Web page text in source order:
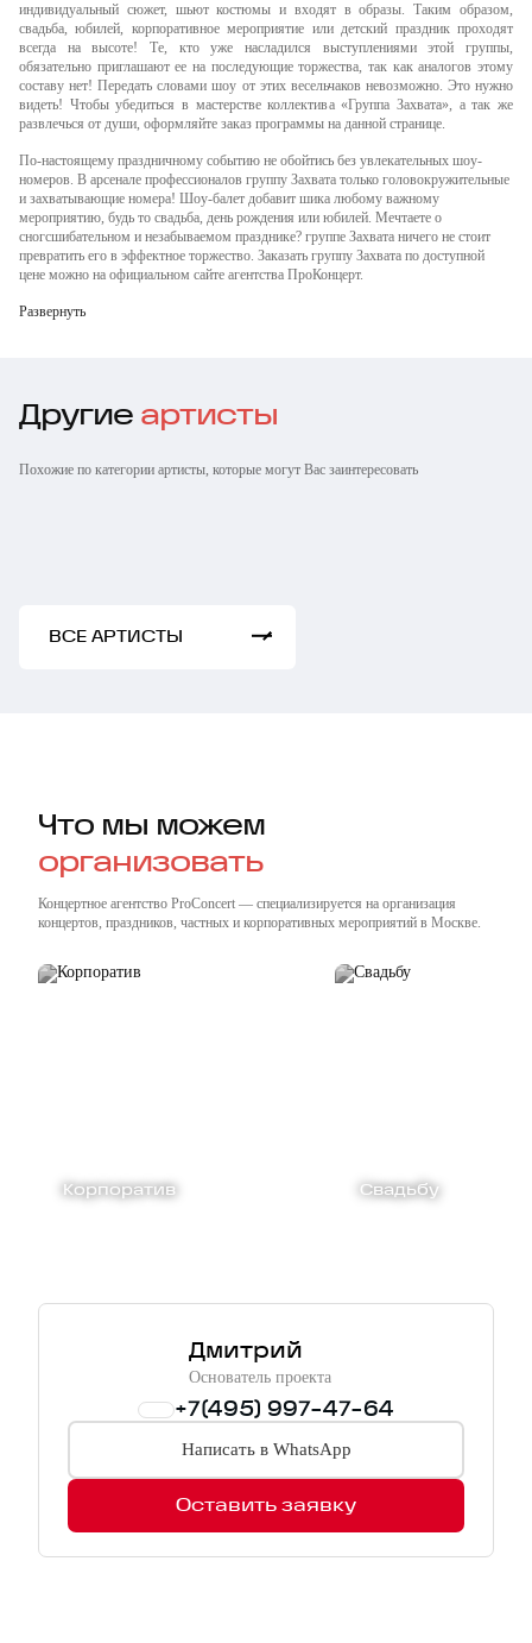
индивидуальный сюжет, шьют костюмы и входят в образы. Таким образом,
свадьба, юбилей, корпоративное мероприятие или детский праздник проходят
всегда на высоте! Те, кто уже насладился выступлениями этой группы,
обязательно приглашают ее на последующие торжества, так как аналогов этому
составу нет! Передать словами шоу от этих весельчаков невозможно. Это нужно
видеть! Чтобы убедиться в мастерстве коллектива «Группа Захвата», а так же
развлечься от души, оформляйте заказ программы на данной странице.
По-настоящему праздничному событию не обойтись без увлекательных шоу-
номеров. В арсенале профессионалов группу Захвата только головокружительные
и захватывающие номера! Шоу-балет добавит шика любому важному
мероприятию, будь то свадьба, день рождения или юбилей. Мечтаете о
сногсшибательном и незабываемом празднике? группе Захвата ничего не стоит
превратить его в эффектное торжество. Заказать группу Захвата по доступной
цене можно на официальном сайте агентства ПроКонцерт.
Развернуть
Другие артисты
Похожие по категории артисты, которые могут Вас заинтересовать
ВСЕ АРТИСТЫ
Что мы можем
организовать
Концертное агентство ProConcert — cпециализируется на организация
концертов, праздников, частных и корпоративных мероприятий в Москве.
Корпоратив Свадьбу
Дмитрий
Основатель проекта
+7(495) 997-47-64
Написать в WhatsApp
Оставить заявку